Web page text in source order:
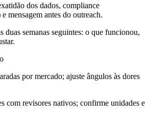
dos dados, compliance
mensagem antes do outreach.
duas semanas seguintes: o que funcionou,
por mercado; ajuste ângulos às dores
com revisores nativos; confirme unidades e